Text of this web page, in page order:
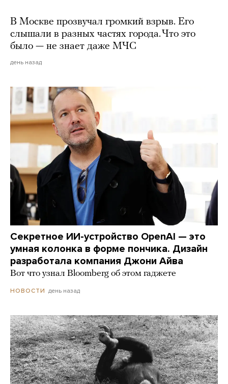
В Москве прозвучал громкий взрыв. Его
слышали в разных частях города. Что это
было — не знает даже МЧС
день назад
Секретное ИИ-устройство OpenAI — это
умная колонка в форме пончика. Дизайн
разработала компания Джони Айва
Вот что узнал Bloomberg об этом гаджете
НОВОСТИ день назад